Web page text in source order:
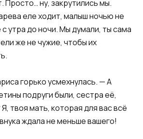
Просто… ну, закрутились мы.
еле ходит, малыш ночью не
утра до ночи. Мы думали, ты сама
же не чужие, чтобы их
горько усмехнулась. — А
подруги были, сестра её,
твоя мать, которая для вас всё
ждала не меньше вашего!​